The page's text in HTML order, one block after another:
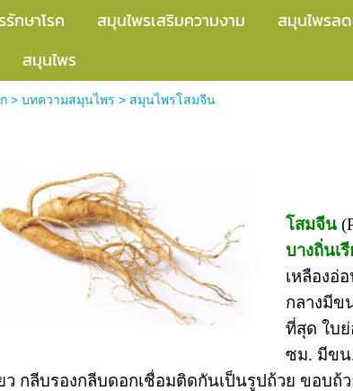
กษาโรค สมุนไพรเสริมความงาม สมุนไพรล
สมุนไพร
> บทความสมุนไพร > สมุนไพรโสมจีน
โสมจีน
บางถิ่นเ
เหลืองอ่
กลางมีข
ที่สุด ใบ
ซม. มีขน
ว กลีบรองกลีบดอกเชื่อมติดกันเป็นรูปถ้วย ขอบถ้